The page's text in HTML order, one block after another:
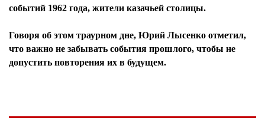
событий 1962 года, жители казачьей столицы.
Говоря об этом траурном дне, Юрий Лысенко отметил,
что важно не забывать события прошлого, чтобы не
допустить повторения их в будущем.